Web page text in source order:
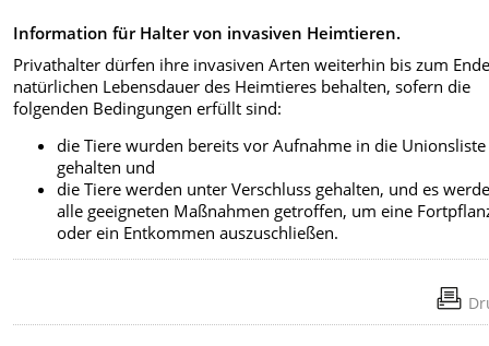
Information für Halter von invasiven Heimtieren.
Privathalter dürfen ihre invasiven Arten weiterhin bis zum
natürlichen Lebensdauer des Heimtieres behalten, sofern die
folgenden Bedingungen erfüllt sind:
die Tiere wurden bereits vor Aufnahme in die Unionsliste
gehalten und
die Tiere werden unter Verschluss gehalten, und es
alle geeigneten Maßnahmen getroffen, um eine
oder ein Entkommen auszuschließen.